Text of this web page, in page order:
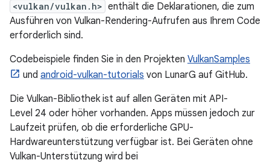
<vulkan/vulkan.h> enthält die Deklarationen, die zum
Ausführen von Vulkan-Rendering-Aufrufen aus Ihrem Code
erforderlich sind.
Codebeispiele finden Sie in den Projekten VulkanSamples
und android-vulkan-tutorials von LunarG auf GitHub.
Die Vulkan-Bibliothek ist auf allen Geräten mit API-
Level 24 oder höher vorhanden. Apps müssen jedoch zur
Laufzeit prüfen, ob die erforderliche GPU-
Hardwareunterstützung verfügbar ist. Bei Geräten ohne
Vulkan-Unterstützung wird bei